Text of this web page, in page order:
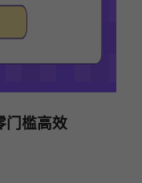
门槛高效